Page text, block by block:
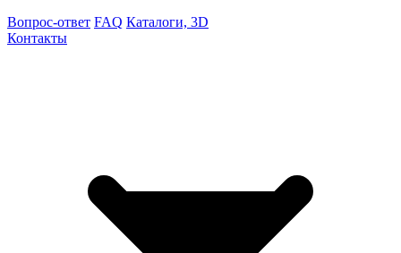
Вопрос-ответ FAQ Каталоги, 3D
Контакты